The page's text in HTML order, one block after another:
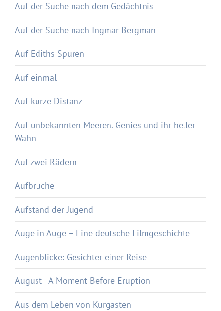
Auf der Suche nach dem Gedächtnis
Auf der Suche nach Ingmar Bergman
Auf Ediths Spuren
Auf einmal
Auf kurze Distanz
Auf unbekannten Meeren. Genies und ihr heller
Wahn
Auf zwei Rädern
Aufbrüche
Aufstand der Jugend
Auge in Auge – Eine deutsche Filmgeschichte
Augenblicke: Gesichter einer Reise
August - A Moment Before Eruption
Aus dem Leben von Kurgästen